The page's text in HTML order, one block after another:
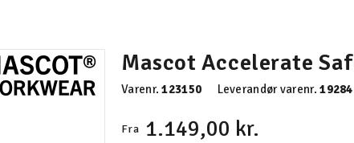
Mascot Accelerate
Varenr.123150 Leverandør varenr.
Fra 1.149,00 kr.